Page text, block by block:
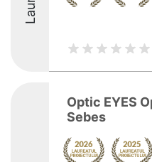
Optic EYES
Sebes